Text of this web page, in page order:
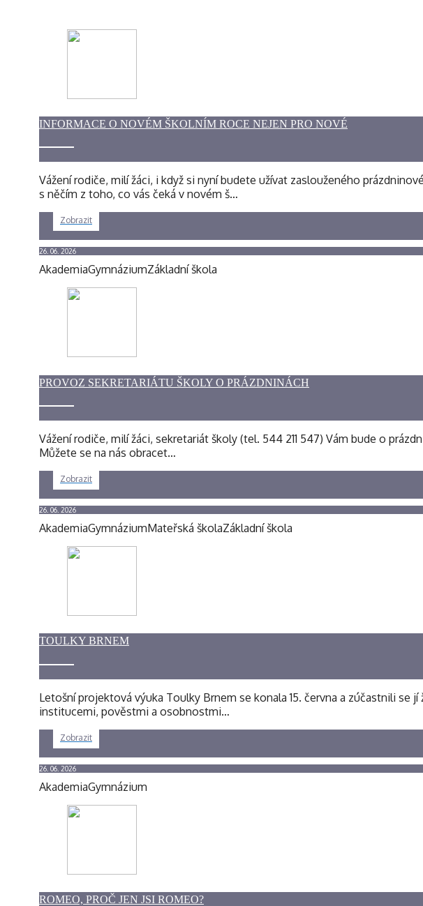
INFORMACE O NOVÉM ŠKOLNÍM ROCE NEJEN PRO NOVÉ
Vážení rodiče, milí žáci, i když si nyní budete užívat zaslouženého
s něčím z toho, co vás čeká v novém š…
Zobrazit
26. 06. 2026
AkademiaGymnáziumZákladní škola
PROVOZ SEKRETARIÁTU ŠKOLY O PRÁZDNINÁCH
Vážení rodiče, milí žáci, sekretariát školy (tel. 544 211 547) Vám bude o
Můžete se na nás obracet…
Zobrazit
26. 06. 2026
AkademiaGymnáziumMateřská školaZákladní škola
TOULKY BRNEM
Letošní projektová výuka Toulky Brnem se konala 15. června a zúčastnili
institucemi, pověstmi a osobnostmi…
Zobrazit
26. 06. 2026
AkademiaGymnázium
ROMEO, PROČ JEN JSI ROMEO?